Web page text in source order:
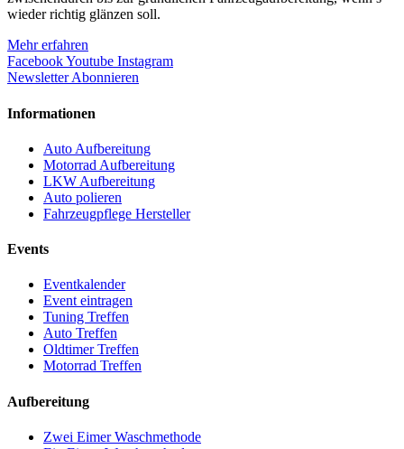
wieder richtig glänzen soll.
Mehr erfahren
FacebookYoutube Instagram
Newsletter Abonnieren
Informationen
Auto Aufbereitung
Motorrad Aufbereitung
LKW Aufbereitung
Auto polieren
Fahrzeugpflege Hersteller
Events
Eventkalender
Event eintragen
Tuning Treffen
Auto Treffen
Oldtimer Treffen
Motorrad Treffen
Aufbereitung
Zwei Eimer Waschmethode